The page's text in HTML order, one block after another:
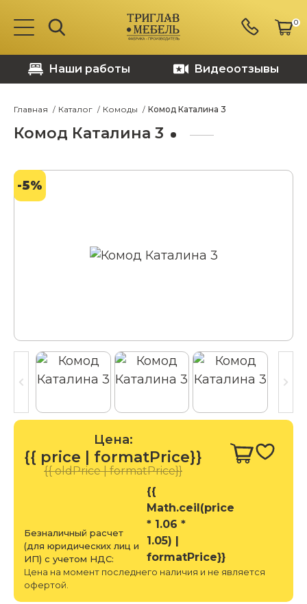
0
Наши работы Видеоотзывы
Главная Каталог Комоды Комод Каталина 3
Комод Каталина 3
-5%
Цена:
{{ price | formatPrice}}
{{ oldPrice | formatPrice}}
Безналичный расчет
(для юридических лиц и
ИП) с учетом НДС:
{{
Math.ceil(price
* 1.06 *
1.05) |
formatPrice}}
Цена на момент последнего наличия и не является
офертой.